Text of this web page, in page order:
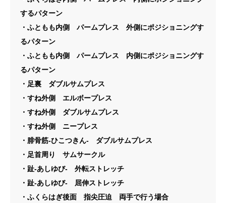
するパターン
・ふともも内側 パームプレス 外側にポジショニングす
るパターン
・ふともも内側 パームプレス 内側にポジショニングす
るパターン
・足裏 ダブルサムプレス
・すね外側 エルボープレス
・すね外側 ダブルサムプレス
・すね外側 ニープレス
・腓骨筋-ひこつきん- ダブルサムプレス
・足首周り サムサークル
・趾-あしゆび- 外転ストレッチ
・趾-あしゆび- 屈伸ストレッチ
・ふくらはぎ後面 指尖圧迫 両手で行う場合